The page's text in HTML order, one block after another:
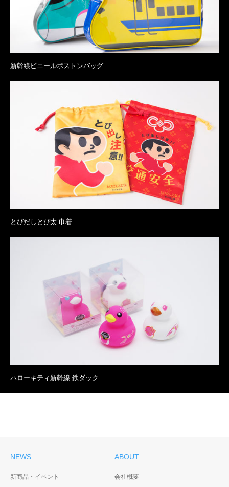
新幹線ビニールボストンバッグ
とびだしとび太 巾着
ハローキティ新幹線 鉄ダック
NEWS
新商品・イベント
ABOUT
会社概要